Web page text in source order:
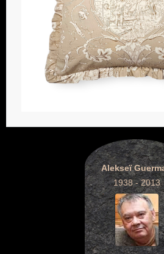
Alekseï
1938 - 2013